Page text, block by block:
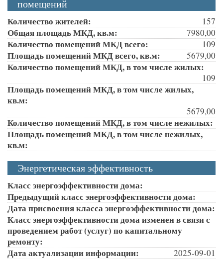
помещений
Количество жителей: 157
Общая площадь МКД, кв.м: 7980,00
Количество помещений МКД всего: 109
Площадь помещений МКД всего, кв.м: 5679,00
Количество помещений МКД, в том числе жилых:
109
Площадь помещений МКД, в том числе жилых,
кв.м:
5679,00
Количество помещений МКД, в том числе нежилых:
Площадь помещений МКД, в том числе нежилых,
кв.м:
Энергетическая эффективность
Класс энергоэффективности дома:
Предыдущий класс энергоэффективности дома:
Дата присвоения класса энергоэффективности дома:
Класс энергоэффективности дома изменен в связи с
проведением работ (услуг) по капитальному
ремонту:
Дата актуализации информации:
2025-09-01